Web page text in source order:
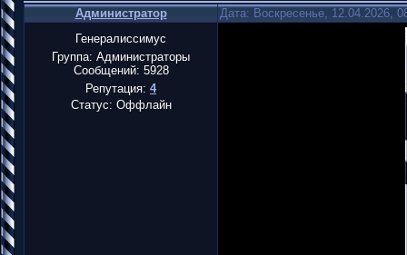
Администратор
Дата: Воскресенье, 12.04.2026,
Генералиссимус
Группа: Администраторы
Сообщений: 5928
Репутация: 4
Статус: Оффлайн